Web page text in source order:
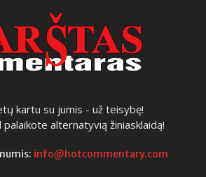
kartu su jumis - už teisybę!
palaikote alternatyvią žiniasklaidą!
info@hotcommentary.com